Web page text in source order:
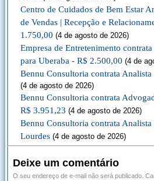
Centro de Cuidados de Bem Estar
de Vendas | Recepção e
1.750,00 (4 de agosto de 2026)
Empresa de Entretenimento
para Uberaba - R$ 2.500,00 (4 de
Bennu Consultoria contrata
(4 de agosto de 2026)
Bennu Consultoria contrata
R$ 3.951,23 (4 de agosto de 2026)
Bennu Consultoria contrata
Lourdes (4 de agosto de 2026)
Deixe um comentário
O seu endereço de e-mail não será publicado.